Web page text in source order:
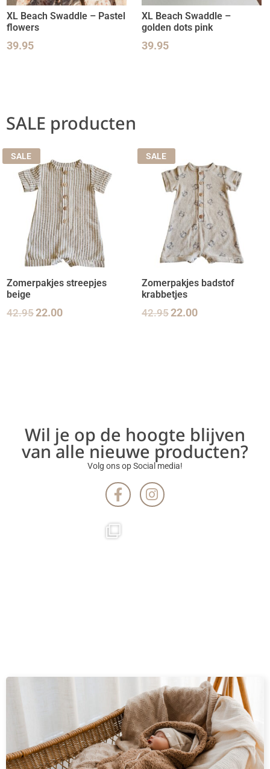
XL Beach Swaddle – Pastel
flowers
39.95
XL Beach Swaddle –
golden dots pink
39.95
SALE producten
SALE
Zomerpakjes streepjes
beige
42.9522.00
SALE
Zomerpakjes badstof
krabbetjes
42.9522.00
Wil je op de hoogte blijven
van alle nieuwe producten?
Volg ons op Social media!